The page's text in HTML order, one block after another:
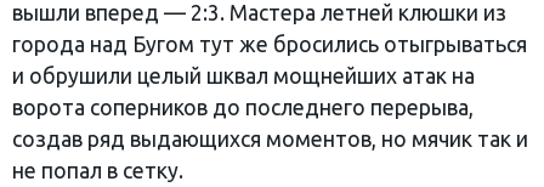
вышли вперед — 2:3. Мастера летней клюшки из
города над Бугом тут же бросились отыгрываться
и обрушили целый шквал мощнейших атак на
ворота соперников до последнего перерыва,
создав ряд выдающихся моментов, но мячик так и
не попал в сетку.